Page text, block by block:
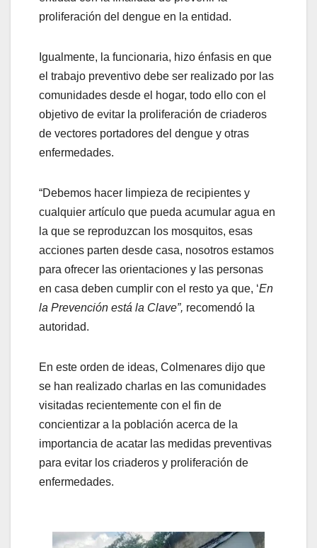
proliferación del dengue en la entidad.
Igualmente, la funcionaria, hizo énfasis en que
el trabajo preventivo debe ser realizado por las
comunidades desde el hogar, todo ello con el
objetivo de evitar la proliferación de criaderos
de vectores portadores del dengue y otras
enfermedades.
“Debemos hacer limpieza de recipientes y
cualquier artículo que pueda acumular agua en
la que se reproduzcan los mosquitos, esas
acciones parten desde casa, nosotros estamos
para ofrecer las orientaciones y las personas
en casa deben cumplir con el resto ya que, ‘En
la Prevención está la Clave”, recomendó la
autoridad.
En este orden de ideas, Colmenares dijo que
se han realizado charlas en las comunidades
visitadas recientemente con el fin de
concientizar a la población acerca de la
importancia de acatar las medidas preventivas
para evitar los criaderos y proliferación de
enfermedades.